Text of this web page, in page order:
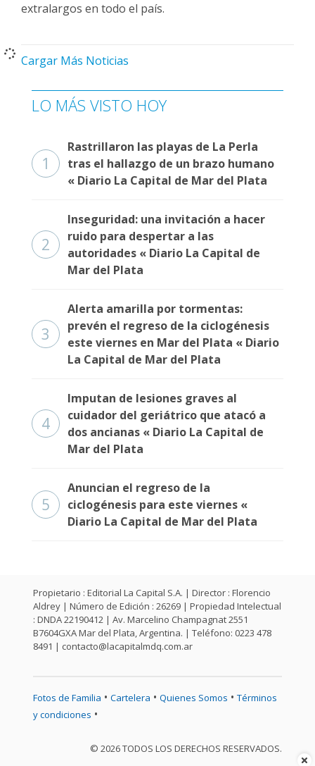
extralargos en todo el país.
Cargar Más Noticias
LO MÁS VISTO HOY
1
Rastrillaron las playas de La Perla
tras el hallazgo de un brazo humano
« Diario La Capital de Mar del Plata
2
Inseguridad: una invitación a hacer
ruido para despertar a las
autoridades « Diario La Capital de
Mar del Plata
3
Alerta amarilla por tormentas:
prevén el regreso de la ciclogénesis
este viernes en Mar del Plata « Diario
La Capital de Mar del Plata
4
Imputan de lesiones graves al
cuidador del geriátrico que atacó a
dos ancianas « Diario La Capital de
Mar del Plata
5
Anuncian el regreso de la
ciclogénesis para este viernes «
Diario La Capital de Mar del Plata
Propietario : Editorial La Capital S.A. | Director : Florencio
Aldrey | Número de Edición : 26269 | Propiedad Intelectual
: DNDA 22190412 | Av. Marcelino Champagnat 2551
B7604GXA Mar del Plata, Argentina. | Teléfono: 0223 478
8491 | contacto@lacapitalmdq.com.ar
Fotos de Familia • Cartelera • Quienes Somos • Términos
y condiciones •
© 2026 TODOS LOS DERECHOS RESERVADOS.